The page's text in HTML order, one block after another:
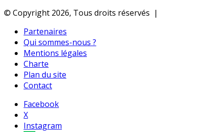
© Copyright 2026, Tous droits réservés |
Partenaires
Qui sommes-nous ?
Mentions légales
Charte
Plan du site
Contact
Facebook
X
Instagram